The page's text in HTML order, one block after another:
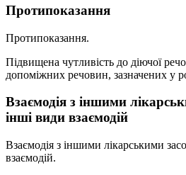
Протипоказання
Протипоказання.
Підвищена чутливість до діючої
допоміжних речовин, зазначених у
Взаємодія з іншими
інші види взаємодій
Взаємодія з іншими лікарськими
взаємодій.